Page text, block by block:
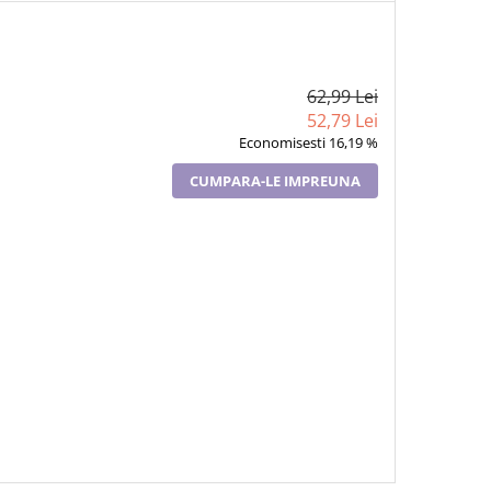
62,99 Lei
52,79 Lei
Economisesti 16,19 %
CUMPARA-LE IMPREUNA